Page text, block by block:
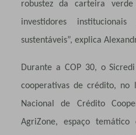
robustez da carteira
investidores
sustentáveis”, explica
Durante a COP 30, o
cooperativas de crédito, no
Nacional de Crédito
AgriZone, espaço